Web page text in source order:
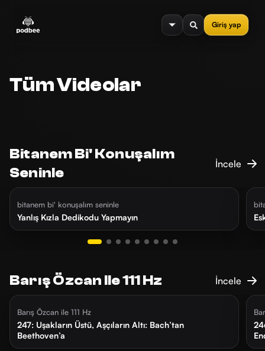
Giriş yap
menu
Tüm Videolar
Bitanem Bi' Konuşalım
Seninle
İncele
43 dk
2 gün önce
bitanem bi' konuşalım seninle
Yanlış Kızla Dedikodu Yapmayın
Barış Özcan Ile 111 Hz İncele
26 dk
5 gün önce
Barış Özcan ile 111 Hz
247: Uşakların Üstü, Aşçıların Altı: Bach’tan
Beethoven’a